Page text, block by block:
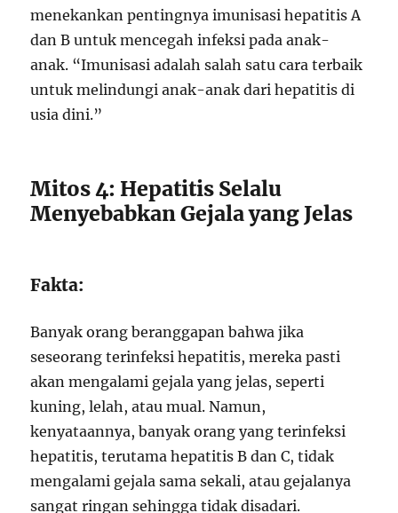
menekankan pentingnya imunisasi hepatitis A
dan B untuk mencegah infeksi pada anak-
anak. “Imunisasi adalah salah satu cara terbaik
untuk melindungi anak-anak dari hepatitis di
usia dini.”
Mitos 4: Hepatitis Selalu
Menyebabkan Gejala yang Jelas
Fakta:
Banyak orang beranggapan bahwa jika
seseorang terinfeksi hepatitis, mereka pasti
akan mengalami gejala yang jelas, seperti
kuning, lelah, atau mual. Namun,
kenyataannya, banyak orang yang terinfeksi
hepatitis, terutama hepatitis B dan C, tidak
mengalami gejala sama sekali, atau gejalanya
sangat ringan sehingga tidak disadari.